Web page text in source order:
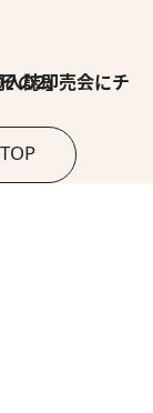
ャレンジ その2」